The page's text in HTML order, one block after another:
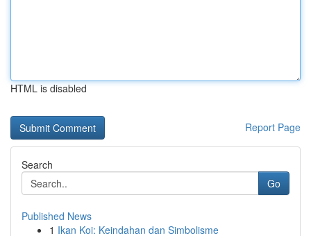
HTML is disabled
Report Page
Search
Go
Published News
1 Ikan Koi: Keindahan dan Simbolisme